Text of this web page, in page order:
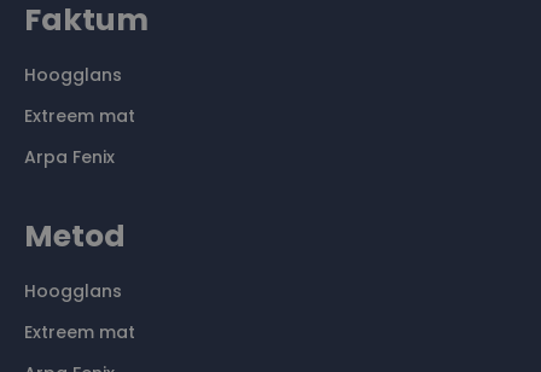
Faktum
Hoogglans
Extreem mat
Arpa Fenix
Metod
Hoogglans
Extreem mat